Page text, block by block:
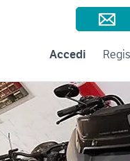
Subito per le Aziende
Accedi